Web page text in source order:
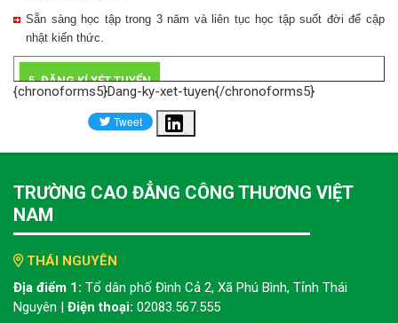
Sẵn sàng học tập trong 3 năm và liên tục học tập suốt đời để cập
nhật kiến thức.
5. ĐĂNG KÍ XÉT TUYỂN
{chronoforms5}Dang-ky-xet-tuyen{/chronoforms5}
TRƯỜNG CAO ĐẲNG CÔNG THƯƠNG VIỆT
NAM
THÁI NGUYÊN
Địa điểm 1: Tổ dân phố Đình Cả 2, Xã Phú Bình, Tỉnh Thái
Nguyên | Điện thoại: 02083.567.555